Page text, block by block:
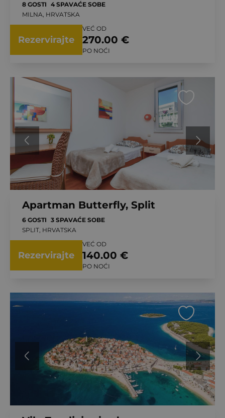
8 GOSTI 4 SPAVAĆE SOBE
MILNA, HRVATSKA
Rezervirajte
VEĆ OD
270.00 €
PO NOĆI
Apartman Butterfly, Split
6 GOSTI 3 SPAVAĆE SOBE
SPLIT, HRVATSKA
Rezervirajte
VEĆ OD
140.00 €
PO NOĆI